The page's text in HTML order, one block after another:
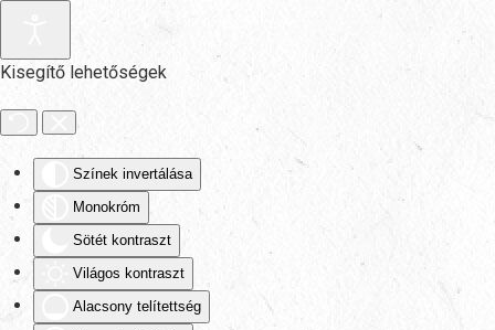
Kisegítő lehetőségek
Színek invertálása
Monokróm
Sötét kontraszt
Világos kontraszt
Alacsony telítettség
Fő tartalom átugrása